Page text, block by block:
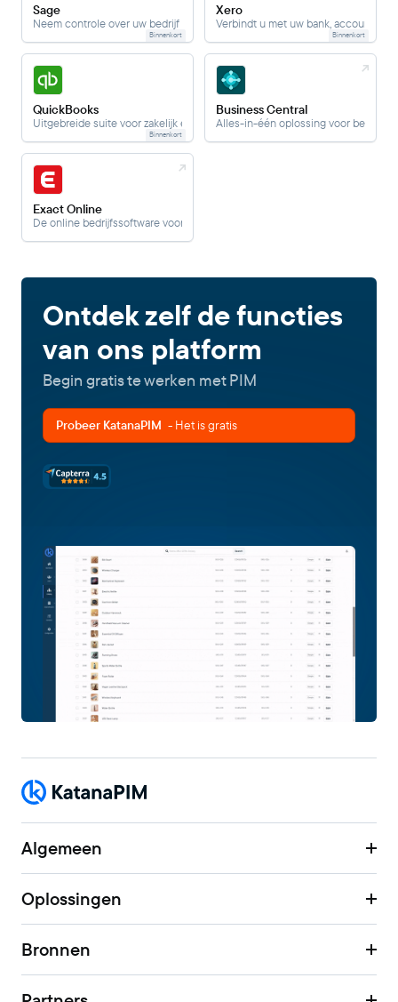
Binnenkort
Sage
Neem controle over uw bedrijf en uw financiën met het nieuwste cloud
Binnenkort
Xero
Verbindt u met uw bank, accountant,
Binnenkort
QuickBooks
Uitgebreide suite voor zakelijk en financieel beheer.
Business Central
Alles-in-één oplossing voor
Exact Online
De online bedrijfssoftware voor ondernemers en accountants.
Ontdek zelf de functies
van ons platform
Begin gratis te werken met PIM
Probeer KatanaPIM - Het is gratis
Algemeen
Oplossingen
Bronnen